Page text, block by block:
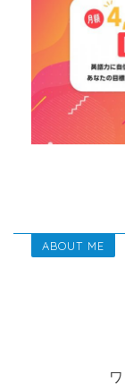
ABOUT ME